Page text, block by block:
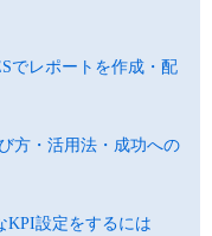
でレポートを作成・配
方・活用法・成功への
KPI設定をするには